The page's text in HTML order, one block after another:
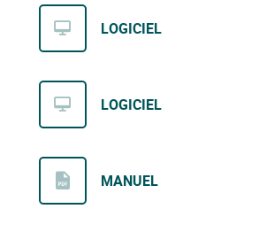
LOGICIEL
LOGICIEL
MANUEL